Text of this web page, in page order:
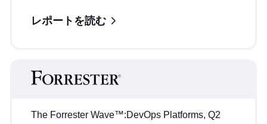
レポートを読む
The Forrester Wave™:DevOps Platforms, Q2